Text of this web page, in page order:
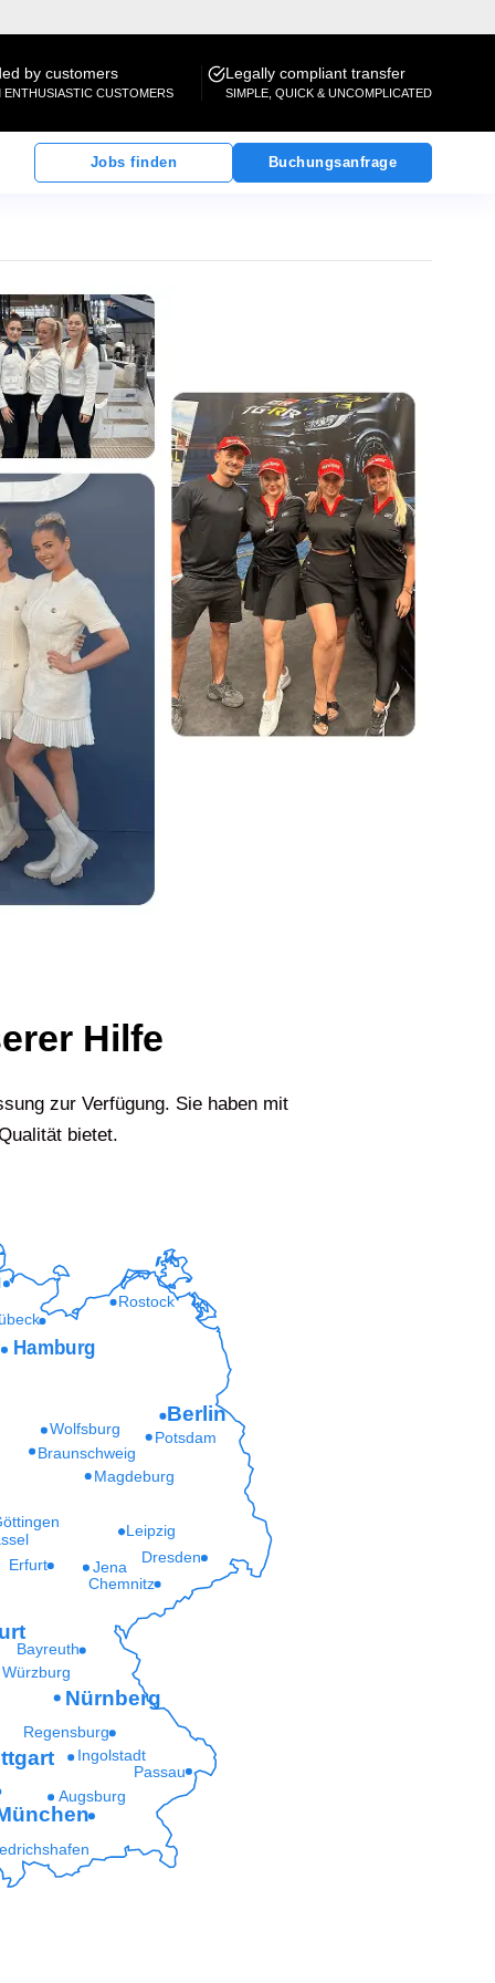
by customers
ENTHUSIASTIC CUSTOMERS
Legally compliant transfer
SIMPLE, QUICK & UNCOMPLICATED
Jobs finden Buchungsanfrage
Hilfe
zur Verfügung. Sie haben mit
bietet.
Augsburg
Passau
Ingolstadt
Regensburg
Würzburg
Bayreuth
Chemnitz
Erfurt Jena
Dresden
Magdeburg
Braunschweig
Potsdam
Wolfsburg
Rostock
Nürnberg
Leipzig
Berlin
Hamburg